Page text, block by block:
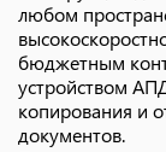
любом
бюджетным
устройством
копирования и
документов.